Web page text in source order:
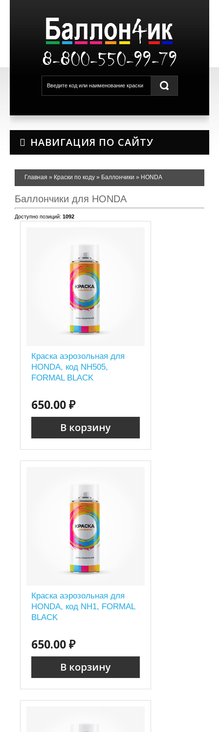
8-800-550-99-79
НАВИГАЦИЯ ПО САЙТУ
Главная » Краски по коду » Баллончики » HONDA
Баллончики для HONDA
Доступно позиций: 1092
Краска аэрозольная для
HONDA, код NH505,
FORMAL BLACK
650.00 ₽
В корзину
Краска аэрозольная для
HONDA, код NH1, FORMAL
BLACK
650.00 ₽
В корзину